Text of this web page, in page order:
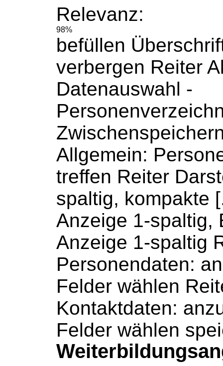
Relevanz:
98%
befüllen
verbergen Reiter
Datenauswahl -
Allgemein:
treffen Reiter
spaltig, kompakte
Anzeige 1-spaltig,
Anzeige 1-spaltig
Personendaten:
Felder wählen
Kontaktdaten:
Felder wählen